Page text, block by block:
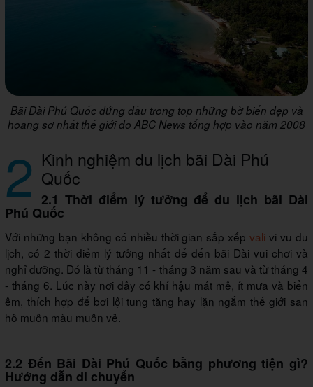
Bãi Dài Phú Quốc đứng đầu trong top những bờ biển đẹp và
hoang sơ nhất thế giới do ABC News tổng hợp vào năm 2008
2 Kinh nghiệm du lịch bãi Dài Phú
Quốc
2.1 Thời điểm lý tưởng để du lịch bãi Dài
Phú Quốc
Với những bạn không có nhiều thời gian sắp xếpvali vi vu du
lịch, có 2 thời điểm lý tưởng nhất để đến bãi Dài vui chơi và
nghỉ dưỡng. Đó là từ tháng 11 - tháng 3 năm sau và từ tháng 4
- tháng 6. Lúc này nơi đây có khí hậu mát mẻ, ít mưa và biển
êm, thích hợp để bơi lội tung tăng hay lặn ngắm thế giới san
hô muôn màu muôn vẻ.
2.2 Đến Bãi Dài Phú Quốc bằng phương tiện gì?
Hướng dẫn di chuyển